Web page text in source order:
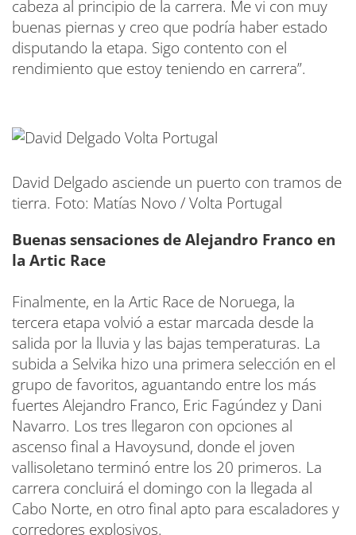
cabeza al principio de la carrera. Me vi con muy
buenas piernas y creo que podría haber estado
disputando la etapa. Sigo contento con el
rendimiento que estoy teniendo en carrera”.
David Delgado asciende un puerto con tramos de
tierra. Foto: Matías Novo / Volta Portugal
Buenas sensaciones de Alejandro Franco en
la Artic Race
Finalmente, en la Artic Race de Noruega, la
tercera etapa volvió a estar marcada desde la
salida por la lluvia y las bajas temperaturas. La
subida a Selvika hizo una primera selección en el
grupo de favoritos, aguantando entre los más
fuertes Alejandro Franco, Eric Fagúndez y Dani
Navarro. Los tres llegaron con opciones al
ascenso final a Havoysund, donde el joven
vallisoletano terminó entre los 20 primeros. La
carrera concluirá el domingo con la llegada al
Cabo Norte, en otro final apto para escaladores y
corredores explosivos.